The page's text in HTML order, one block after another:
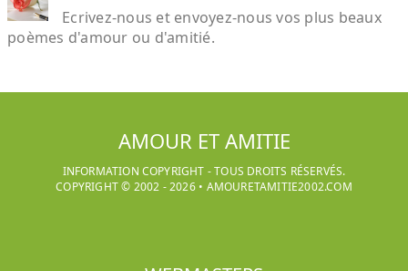
Ecrivez-nous et envoyez-nous vos plus beaux
poèmes d'amour ou d'amitié.
AMOUR ET AMITIE
INFORMATION COPYRIGHT - TOUS DROITS RÉSERVÉS.
COPYRIGHT © 2002 -2026• AMOURETAMITIE2002.COM